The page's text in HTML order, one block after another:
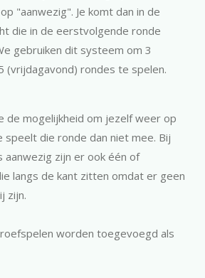
"aanwezig". Je komt dan in de
die in de eerstvolgende ronde
gebruiken dit systeem om 3
(vrijdagavond) rondes te spelen.
de mogelijkheid om jezelf weer op
die ronde dan niet mee. Bij
aanwezig zijn er ook één of
langs de kant zitten omdat er geen
zijn.
worden toegevoegd als